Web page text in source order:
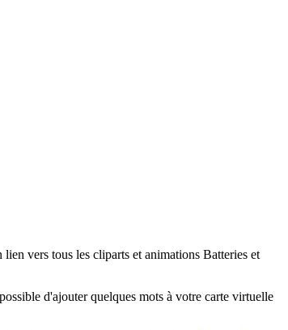
vers tous les cliparts et animations Batteries et
d'ajouter quelques mots à votre carte virtuelle